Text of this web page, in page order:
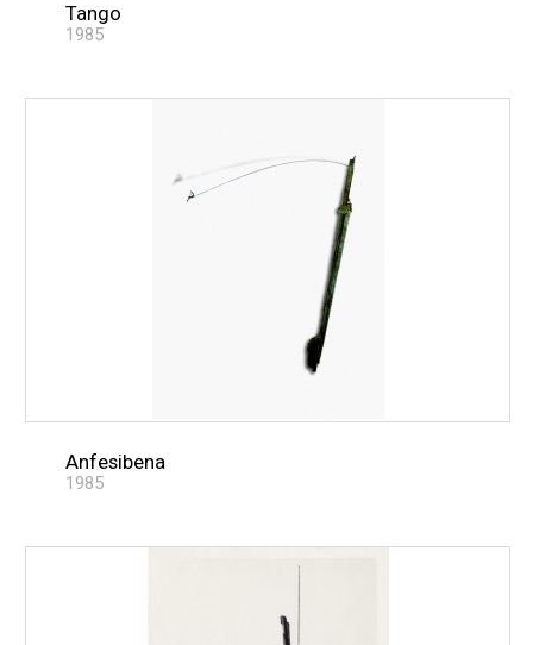
Tango
1985
Anfesibena
1985